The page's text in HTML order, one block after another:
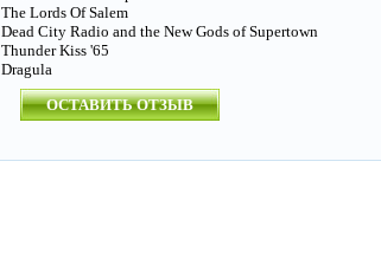
The Lords Of Salem
Dead City Radio and the New Gods of Supertown
Thunder Kiss '65
Dragula
ОСТАВИТЬ ОТЗЫВ